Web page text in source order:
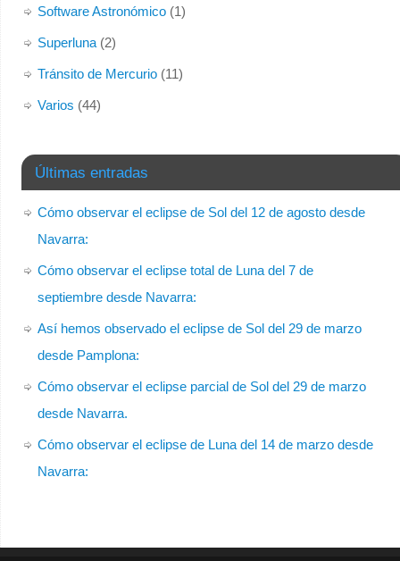
Software Astronómico(1)
Superluna(2)
Tránsito de Mercurio(11)
Varios (44)
Últimas entradas
Cómo observar el eclipse de Sol del 12 de agosto desde
Navarra:
Cómo observar el eclipse total de Luna del 7 de
septiembre desde Navarra:
Así hemos observado el eclipse de Sol del 29 de marzo
desde Pamplona:
Cómo observar el eclipse parcial de Sol del 29 de marzo
desde Navarra.
Cómo observar el eclipse de Luna del 14 de marzo desde
Navarra: